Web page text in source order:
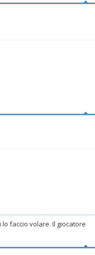
faccio volare. Il giocatore